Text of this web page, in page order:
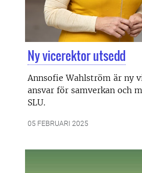
Ny vicerektor utsedd
Annsofie Wahlström är ny
ansvar för samverkan och
SLU.
05 FEBRUARI 2025